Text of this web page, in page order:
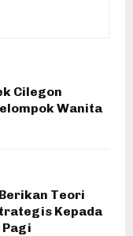
Cilegon
Wanita
Teori
Kepada